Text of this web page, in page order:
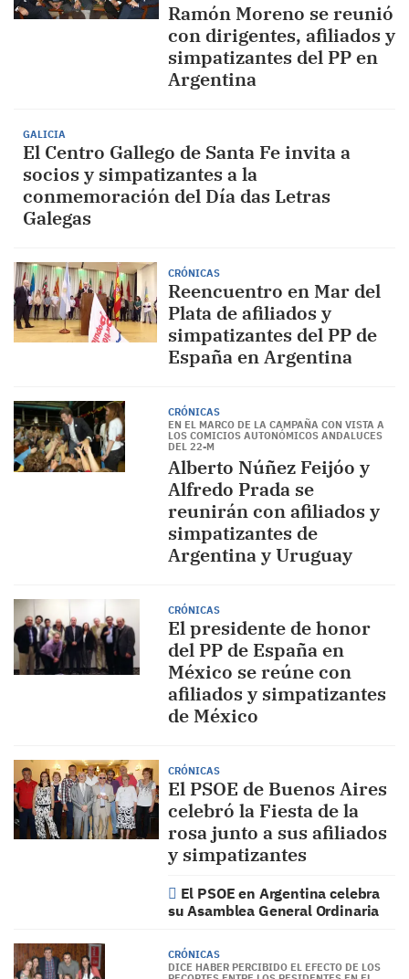
Ramón Moreno se reunió
con dirigentes, afiliados y
simpatizantes del PP en
Argentina
GALICIA
El Centro Gallego de Santa Fe invita a
socios y simpatizantes a la
conmemoración del Día das Letras
Galegas
CRÓNICAS
Reencuentro en Mar del
Plata de afiliados y
simpatizantes del PP de
España en Argentina
CRÓNICAS
EN EL MARCO DE LA CAMPAÑA CON VISTA A
LOS COMICIOS AUTONÓMICOS ANDALUCES
DEL 22-M
Alberto Núñez Feijóo y
Alfredo Prada se
reunirán con afiliados y
simpatizantes de
Argentina y Uruguay
CRÓNICAS
El presidente de honor
del PP de España en
México se reúne con
afiliados y simpatizantes
de México
CRÓNICAS
El PSOE de Buenos Aires
celebró la Fiesta de la
rosa junto a sus afiliados
y simpatizantes
El PSOE en Argentina celebra
su Asamblea General Ordinaria
CRÓNICAS
DICE HABER PERCIBIDO EL EFECTO DE LOS